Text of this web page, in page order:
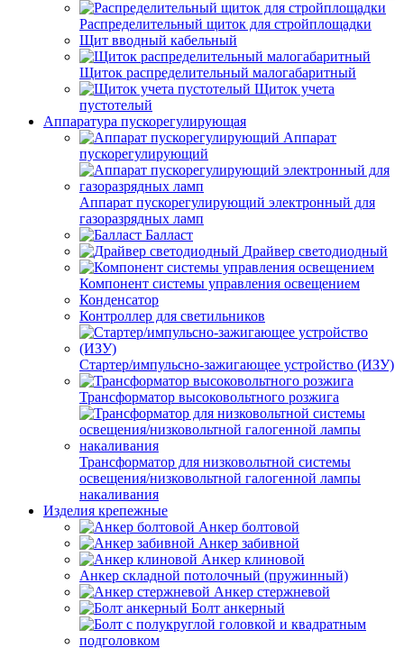
Распределительный щиток для стройплощадки
Щит вводный кабельный
Щиток распределительный малогабаритный
Щиток учета
пустотелый
Аппаратура пускорегулирующая
Аппарат
пускорегулирующий
Аппарат пускорегулирующий электронный для
газоразрядных ламп
Балласт
Драйвер светодиодный
Компонент системы управления освещением
Конденсатор
Контроллер для светильников
Стартер/импульсно-зажигающее устройство (ИЗУ)
Трансформатор высоковольтного розжига
Трансформатор для низковольтной системы
освещения/низковольтной галогенной лампы
накаливания
Изделия крепежные
Анкер болтовой
Анкер забивной
Анкер клиновой
Анкер складной потолочный (пружинный)
Анкер стержневой
Болт анкерный